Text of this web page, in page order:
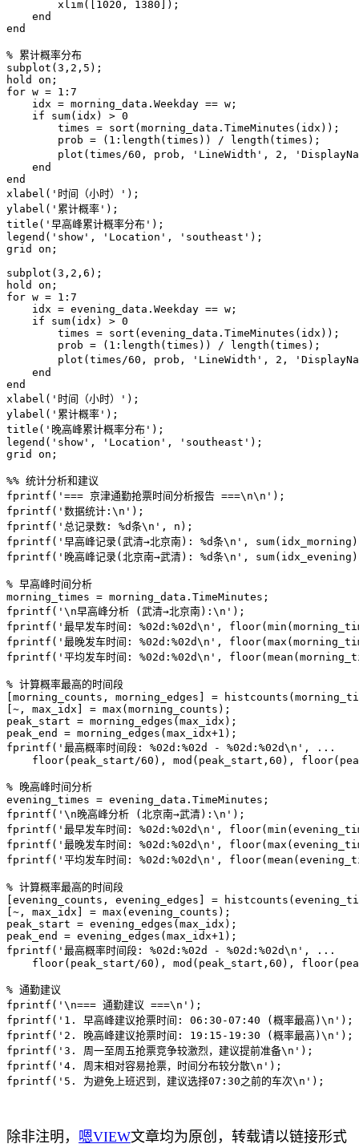
除非注明， 嗯VIEW文章均为原创，转载请以链接形式